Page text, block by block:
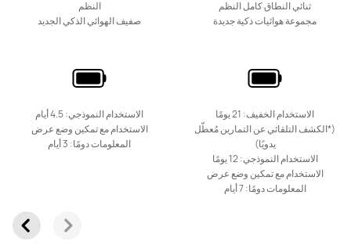
ثنائي النطاق كامل النظم
مجموعة هوائيات ذكية جديدة
الاستخدام الخفيف: 21 يومًا
(*الكشف التلقائي عن التمارين مُعطّل
يدويًا)
الاستخدام النموذجي: 12 يومًا
الاستخدام مع تمكين وضع عرض
المعلومات دومًا: 7 أيام
النظم
صفيف الهوائي الذكي الجديد
الاستخدام النموذجي: 4.5 أيام
الاستخدام مع تمكين وضع عرض
المعلومات دومًا: 3 أيام